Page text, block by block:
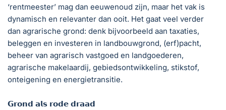
‘rentmeester’ mag dan eeuwenoud zijn, maar het vak is
dynamisch en relevanter dan ooit. Het gaat veel verder
dan agrarische grond: denk bijvoorbeeld aan taxaties,
beleggen en investeren in landbouwgrond, (erf)pacht,
beheer van agrarisch vastgoed en landgoederen,
agrarische makelaardij, gebiedsontwikkeling, stikstof,
onteigening en energietransitie.
𝗚𝗿𝗼𝗻𝗱 𝗮𝗹𝘀 𝗿𝗼𝗱𝗲 𝗱𝗿𝗮𝗮𝗱